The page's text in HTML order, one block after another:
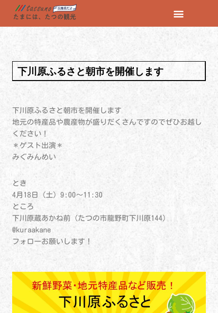
コ
ン
へ
キ
ッ
プ
下川原ふるさと朝市を開催します
下川原ふるさと朝市を開催します
地元の特産品や農産物が盛りだくさんですのでぜひお越し
ください！
＊ゲスト出演＊
みぐみんめい
とき
4月18日（土）9:00～11:30
ところ
下川原蔵あかね前（たつの市龍野町下川原144）
@kuraakane
フォローお願いします！